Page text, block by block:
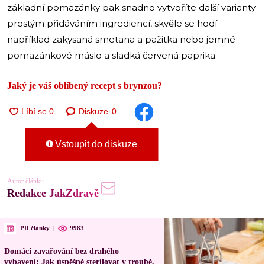
základní pomazánky pak snadno vytvoříte další varianty
prostým přidáváním ingrediencí, skvěle se hodí
například zakysaná smetana a pažitka nebo jemné
pomazánkové máslo a sladká červená paprika.
Jaký je váš oblíbený recept s brynzou?
Diskuze 0
Vstoupit do diskuze
Autor článku
Redakce JakZdravě
PR články 9983
Domácí zavařování bez drahého
vybavení: Jak úspěšně sterilovat v troubě,